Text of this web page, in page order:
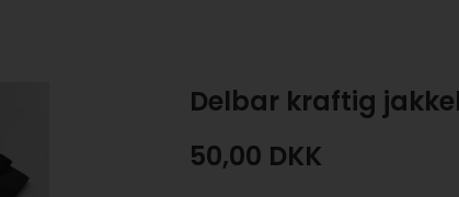
Delbar kraftig
50,00 DKK